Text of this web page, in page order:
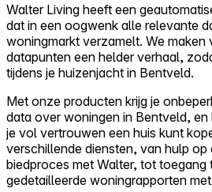
Walter Living heeft een
dat in een oogwenk alle relevante
woningmarkt verzamelt. We maken
datapunten een helder verhaal,
tijdens je huizenjacht in Bentveld.
Met onze producten krijg je
data over woningen in Bentveld,
je vol vertrouwen een huis kunt
verschillende diensten, van hulp op
biedproces met Walter, tot toegang
gedetailleerde woningrapporten